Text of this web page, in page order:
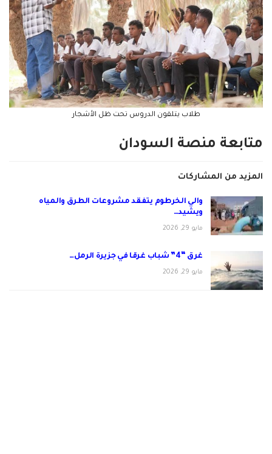
طلاب يتلقون الدروس تحت ظل الأشجار
متابعة منصة السودان
المزيد من المشاركات
والي الخرطوم يتفقد مشروعات الطرق والمياه
ويشيد…
مايو 29, 2026
غرق “4” شباب غرقا في جزيرة الرمل…
مايو 29, 2026